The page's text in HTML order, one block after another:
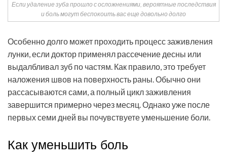
Если удаление зуба прошло с осложнениями, вероятные последствия
и боль могут беспокоить вас еще довольно долго
Особенно долго может проходить процесс заживления
лунки, если доктор применял рассечение десны или
выдалбливал зуб по частям. Как правило, это требует
наложения швов на поверхность раны. Обычно они
рассасываются сами, а полный цикл заживления
завершится примерно через месяц. Однако уже после
первых семи дней вы почувствуете уменьшение боли.
Как уменьшить боль